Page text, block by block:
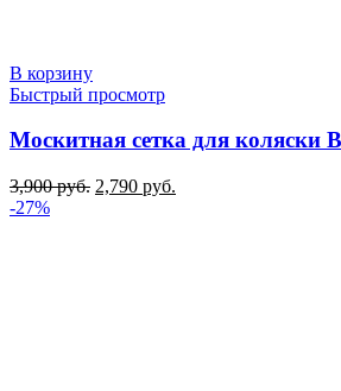
В корзину
Быстрый просмотр
Москитная сетка для коляски
3,900руб. Первоначальная
2,790 руб.
-27%